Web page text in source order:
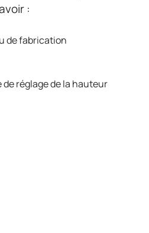
:
de fabrication
de réglage de la hauteur